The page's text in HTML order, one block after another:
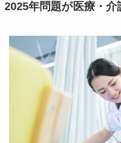
2025年問題が医療・